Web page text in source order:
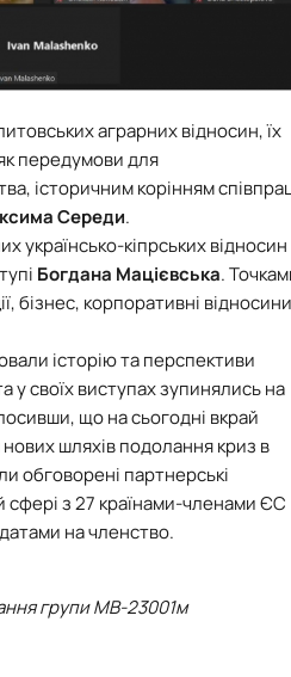
аграрних відносин, їх
передумови для
історичним корінням
Середи.
українсько-кіпрських відносин
Богдана Мацієвська.
бізнес, корпоративні відносини
історію та перспективи
у своїх виступах зупинялись на
що на сьогодні вкрай
шляхів подолання криз в
обговорені партнерські
сфері з 27 країнами-членами ЄС
на членство.
групи МВ-23001м